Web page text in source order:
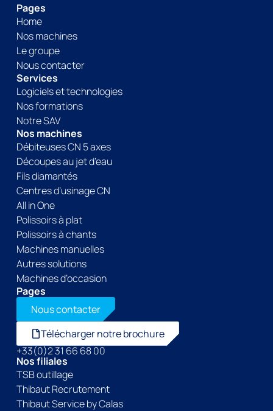
Pages
Home
Nos machines
Le groupe
Nous contacter
Services
Logiciels et technologies
Nos formations
Notre SAV
Nos machines
Débiteuses CN 5 axes
Découpes au jet d’eau
Fils diamantés
Centres d’usinage CN
All in One
Polissoirs à plat
Polissoirs à chants
Machines manuelles
Autres solutions
Machines d’occasion
Pages
Nous contacter
Télécharger notre brochure
+33(0)2 31 66 68 00
Nos filiales
TSB outillage
Thibaut Recrutement
Thibaut Service by Calas